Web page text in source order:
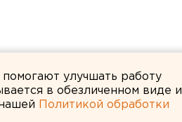
улучшать работу
в обезличенном виде и
Политикой обработки